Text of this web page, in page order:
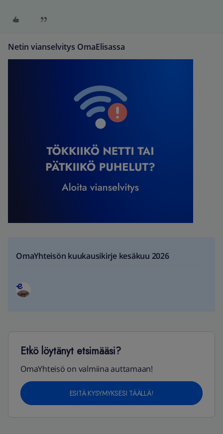
Netin vianselvitys OmaElisassa
OmaYhteisön kuukausikirje kesäkuu 2026
Etkö löytänyt etsimääsi?
OmaYhteisö on valmiina auttamaan!
ESITÄ KYSYMYKSESI TÄÄLLÄ!